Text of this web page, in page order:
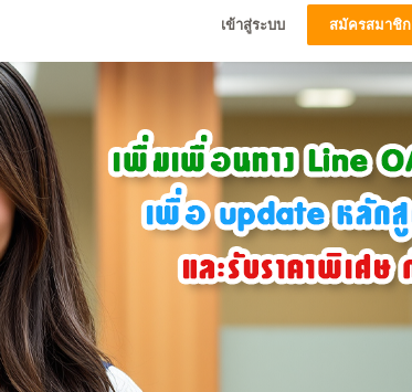
เข้าสู่ระบบ สมัครสมาชิก